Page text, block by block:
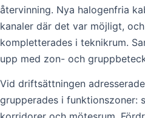
återvinning. Nya halogenfria
kanaler där det var möjligt,
kompletterades i teknikrum.
upp med zon- och
Vid driftsättningen
grupperades i funktionszoner: